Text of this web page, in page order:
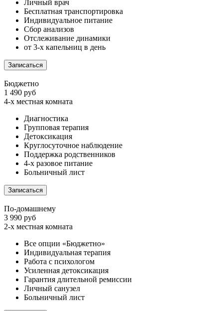
Личный врач
Бесплатная транспортировка
Индивидуальное питание
Сбор анализов
Отслеживание динамики
от 3-х капельниц в день
Записаться
Бюджетно
1 490 руб
4-х местная комната
Диагностика
Групповая терапия
Детоксикация
Круглосуточное наблюдение
Поддержка родственников
4-х разовое питание
Больничный лист
Записаться
По-домашнему
3 990 руб
2-х местная комната
Все опции «Бюджетно»
Индивидуальная терапия
Работа с психологом
Усиленная детоксикация
Гарантия длительной ремиссии
Личный санузел
Больничный лист